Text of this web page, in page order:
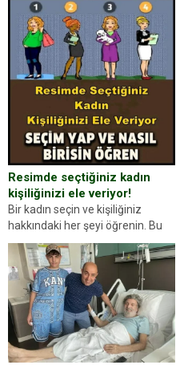
Resimde seçtiğiniz kadın
kişiliğinizi ele veriyor!
Bir kadın seçin ve kişiliğiniz
hakkındaki her şeyi öğrenin. Bu
kez karşınıza oldukça farklı bir
kişilik testiyle çıkıyoruz. Resimde
gördüğünüz kadın figürlerinden
dikkatinizi en...